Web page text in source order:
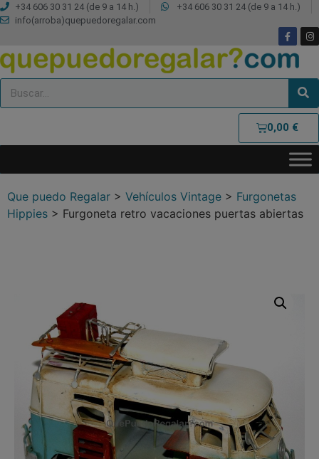
+34 606 30 31 24 (de 9 a 14 h.)
+34 606 30 31 24 (de 9 a 14 h.)
info(arroba)quepuedoregalar.com
0,00 €
Que puedo Regalar > Vehículos Vintage > Furgonetas
Hippies > Furgoneta retro vacaciones puertas abiertas